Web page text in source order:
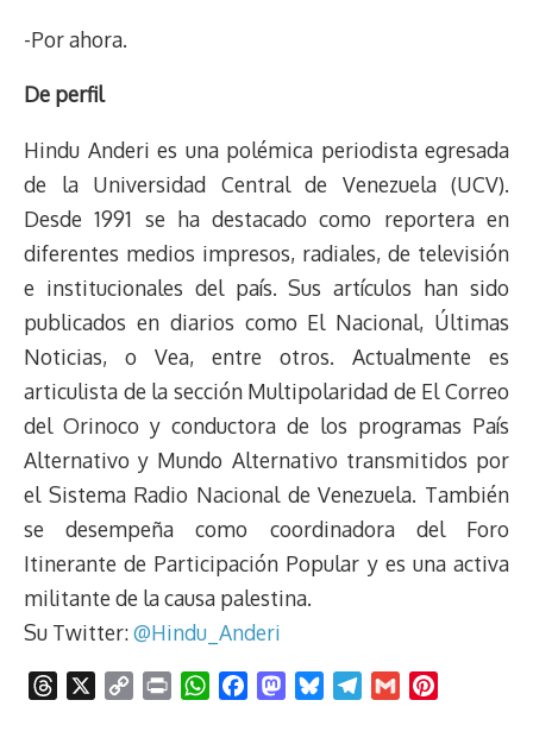
-Por ahora.
De perfil
Hindu Anderi es una polémica periodista egresada
de la Universidad Central de Venezuela (UCV).
Desde 1991 se ha destacado como reportera en
diferentes medios impresos, radiales, de televisión
e institucionales del país. Sus artículos han sido
publicados en diarios como El Nacional, Últimas
Noticias, o Vea, entre otros. Actualmente es
articulista de la sección Multipolaridad de El Correo
del Orinoco y conductora de los programas País
Alternativo y Mundo Alternativo transmitidos por
el Sistema Radio Nacional de Venezuela. También
se desempeña como coordinadora del Foro
Itinerante de Participación Popular y es una activa
militante de la causa palestina.
Su Twitter:@Hindu_Anderi
W
M